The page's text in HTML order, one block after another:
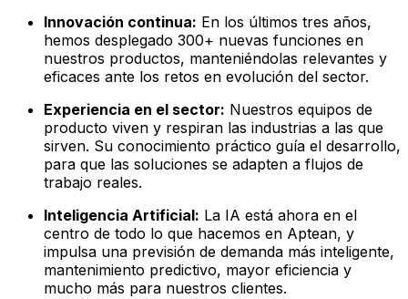
Innovación continua: En los últimos tres años,
hemos desplegado 300+ nuevas funciones en
nuestros productos, manteniéndolas relevantes y
eficaces ante los retos en evolución del sector.
Experiencia en el sector: Nuestros equipos de
producto viven y respiran las industrias a las que
sirven. Su conocimiento práctico guía el desarrollo,
para que las soluciones se adapten a flujos de
trabajo reales.
Inteligencia Artificial: La IA está ahora en el
centro de todo lo que hacemos en Aptean, y
impulsa una previsión de demanda más inteligente,
mantenimiento predictivo, mayor eficiencia y
mucho más para nuestros clientes.